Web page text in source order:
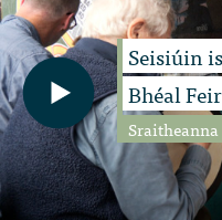
Seisiúin
Bhéal
Sraitheanna